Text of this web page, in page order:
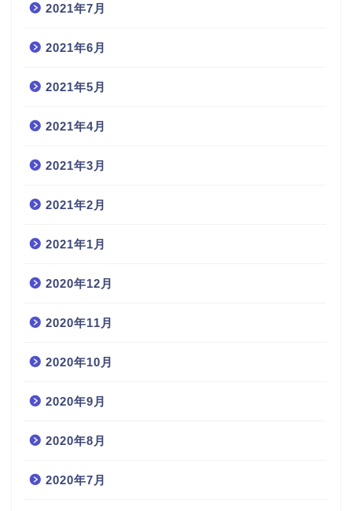
2021年7月
2021年6月
2021年5月
2021年4月
2021年3月
2021年2月
2021年1月
2020年12月
2020年11月
2020年10月
2020年9月
2020年8月
2020年7月